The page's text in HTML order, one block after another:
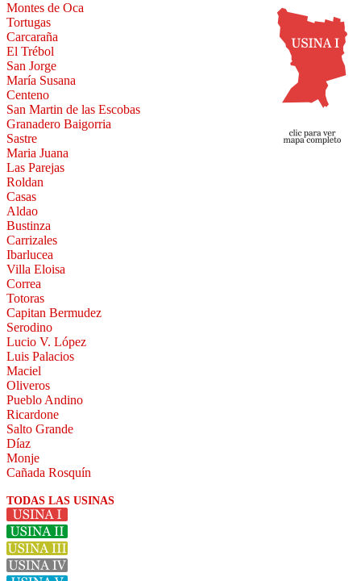
Montes de Oca
Tortugas
Carcaraña
El Trébol
San Jorge
María Susana
Centeno
San Martin de las Escobas
Granadero Baigorria
Sastre
Maria Juana
Las Parejas
Roldan
Casas
Aldao
Bustinza
Carrizales
Ibarlucea
Villa Eloisa
Correa
Totoras
Capitan Bermudez
Serodino
Lucio V. López
Luis Palacios
Maciel
Oliveros
Pueblo Andino
Ricardone
Salto Grande
Díaz
Monje
Cañada Rosquín
TODAS LAS USINAS